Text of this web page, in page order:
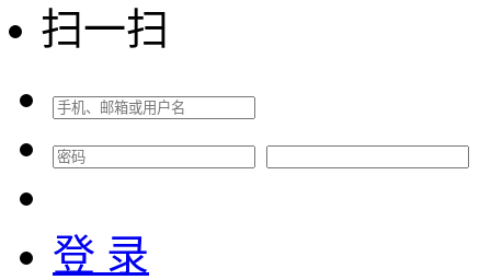
扫一扫
登 录